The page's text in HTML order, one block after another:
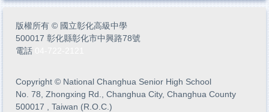
版權所有 © 國立彰化高級中學
500017 彰化縣彰化市中興路78號
電話
Copyright © National Changhua Senior High School
No. 78, Zhongxing Rd., Changhua City, Changhua County
500017 , Taiwan (R.O.C.)